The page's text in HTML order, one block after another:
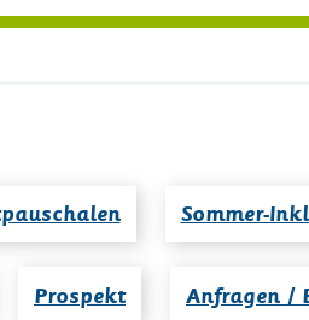
Sommer-
Prospekt Anfragen /